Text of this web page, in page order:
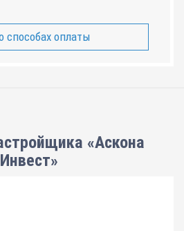
способах оплаты
«Аскона
Инвест»